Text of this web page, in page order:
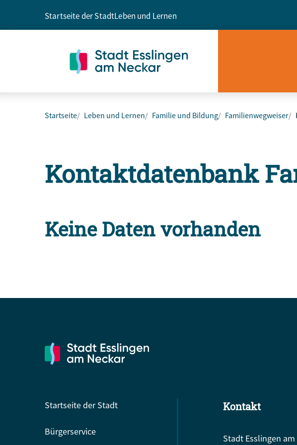
Startseite der StadtLeben und Lernen
Startseite Leben und Lernen Familie und Bildung Familienwegweiser
Kontaktdatenbank
Keine Daten vorhanden
Startseite der Stadt
Bürgerservice
Kontakt
Stadt Esslingen